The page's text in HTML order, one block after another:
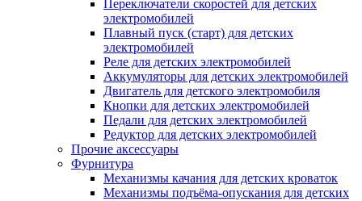
Переключатели скоростей для детских
электромобилей
Плавный пуск (старт) для детских
электромобилей
Реле для детских электромобилей
Аккумуляторы для детских электромобилей
Двигатель для детского электромобиля
Кнопки для детских электромобилей
Педали для детских электромобилей
Редуктор для детских электромобилей
Прочие аксессуары
Фурнитура
Механизмы качания для детских кроваток
Механизмы подъёма-опускания для детских